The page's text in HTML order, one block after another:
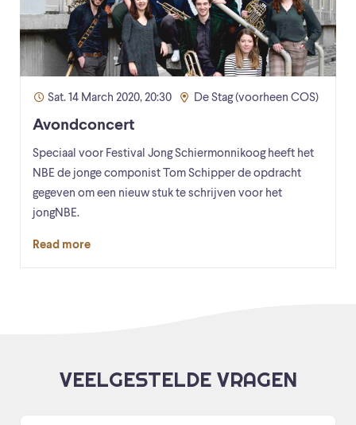
Sat. 14 March 2020, 20:30 De Stag (voorheen COS)
Avondconcert
Speciaal voor Festival Jong Schiermonnikoog heeft het
NBE de jonge componist Tom Schipper de opdracht
gegeven om een nieuw stuk te schrijven voor het
jongNBE.
Read more
VEELGESTELDE VRAGEN